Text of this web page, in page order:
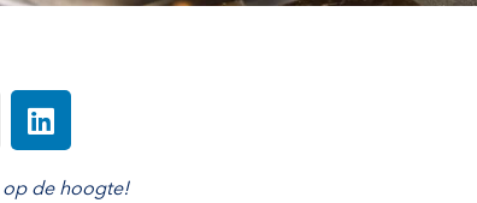
de hoogte!